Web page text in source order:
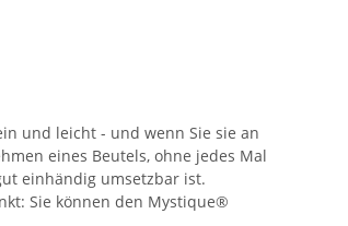
und leicht - und wenn Sie sie an
eines Beutels, ohne jedes Mal
einhändig umsetzbar ist.
Sie können den Mystique®